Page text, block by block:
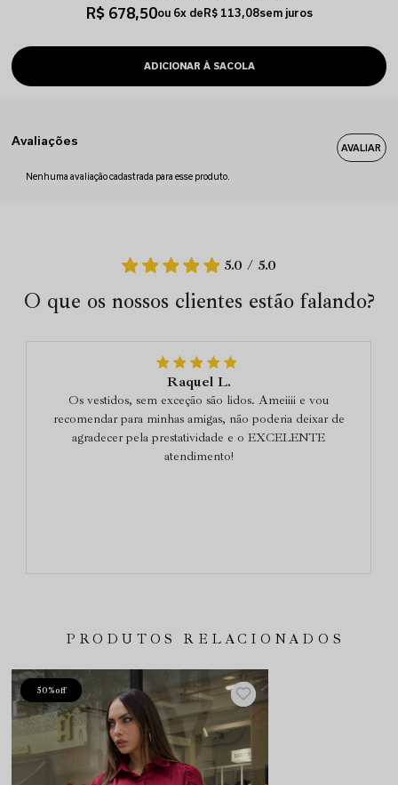
R$ 678,50
6x R$ 113,08sem juros
Avaliações
Nenhuma avaliação cadastrada para esse produto.
5.0 / 5.0
O que os nossos clientes estão falando?
Raquel L.
Os vestidos, sem exceção são lidos. Ameiiii e vou
recomendar para minhas amigas, não poderia deixar de
agradecer pela prestatividade e o EXCELENTE
atendimento!
PRODUTOS RELACIONADOS
50%off